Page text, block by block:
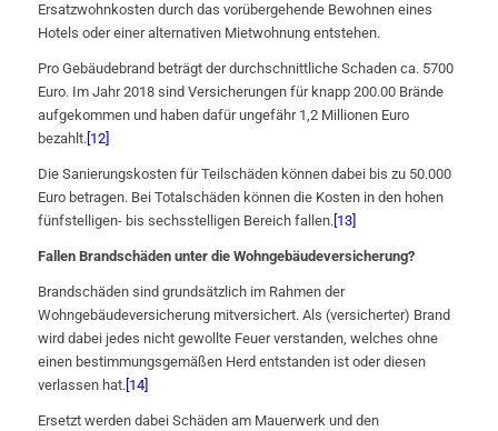
Ersatzwohnkosten durch das vorübergehende Bewohnen eines
Hotels oder einer alternativen Mietwohnung entstehen.
Pro Gebäudebrand beträgt der durchschnittliche Schaden ca. 5700
Euro. Im Jahr 2018 sind Versicherungen für knapp 200.00 Brände
aufgekommen und haben dafür ungefähr 1,2 Millionen Euro
bezahlt.[12]
Die Sanierungskosten für Teilschäden können dabei bis zu 50.000
Euro betragen. Bei Totalschäden können die Kosten in den hohen
fünfstelligen- bis sechsstelligen Bereich fallen.[13]
Fallen Brandschäden unter die Wohngebäudeversicherung?
Brandschäden sind grundsätzlich im Rahmen der
Wohngebäudeversicherung mitversichert. Als (versicherter) Brand
wird dabei jedes nicht gewollte Feuer verstanden, welches ohne
einen bestimmungsgemäßen Herd entstanden ist oder diesen
verlassen hat.[14]
Ersetzt werden dabei Schäden am Mauerwerk und den